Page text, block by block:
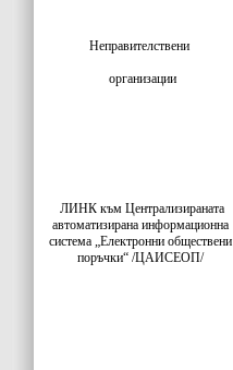
Неправителствени
организации
ЛИНК към Централизираната
автоматизирана информационна
система „Електронни обществени
поръчки“ /ЦАИСЕОП/